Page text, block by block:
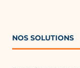
NOS SOLUTIONS